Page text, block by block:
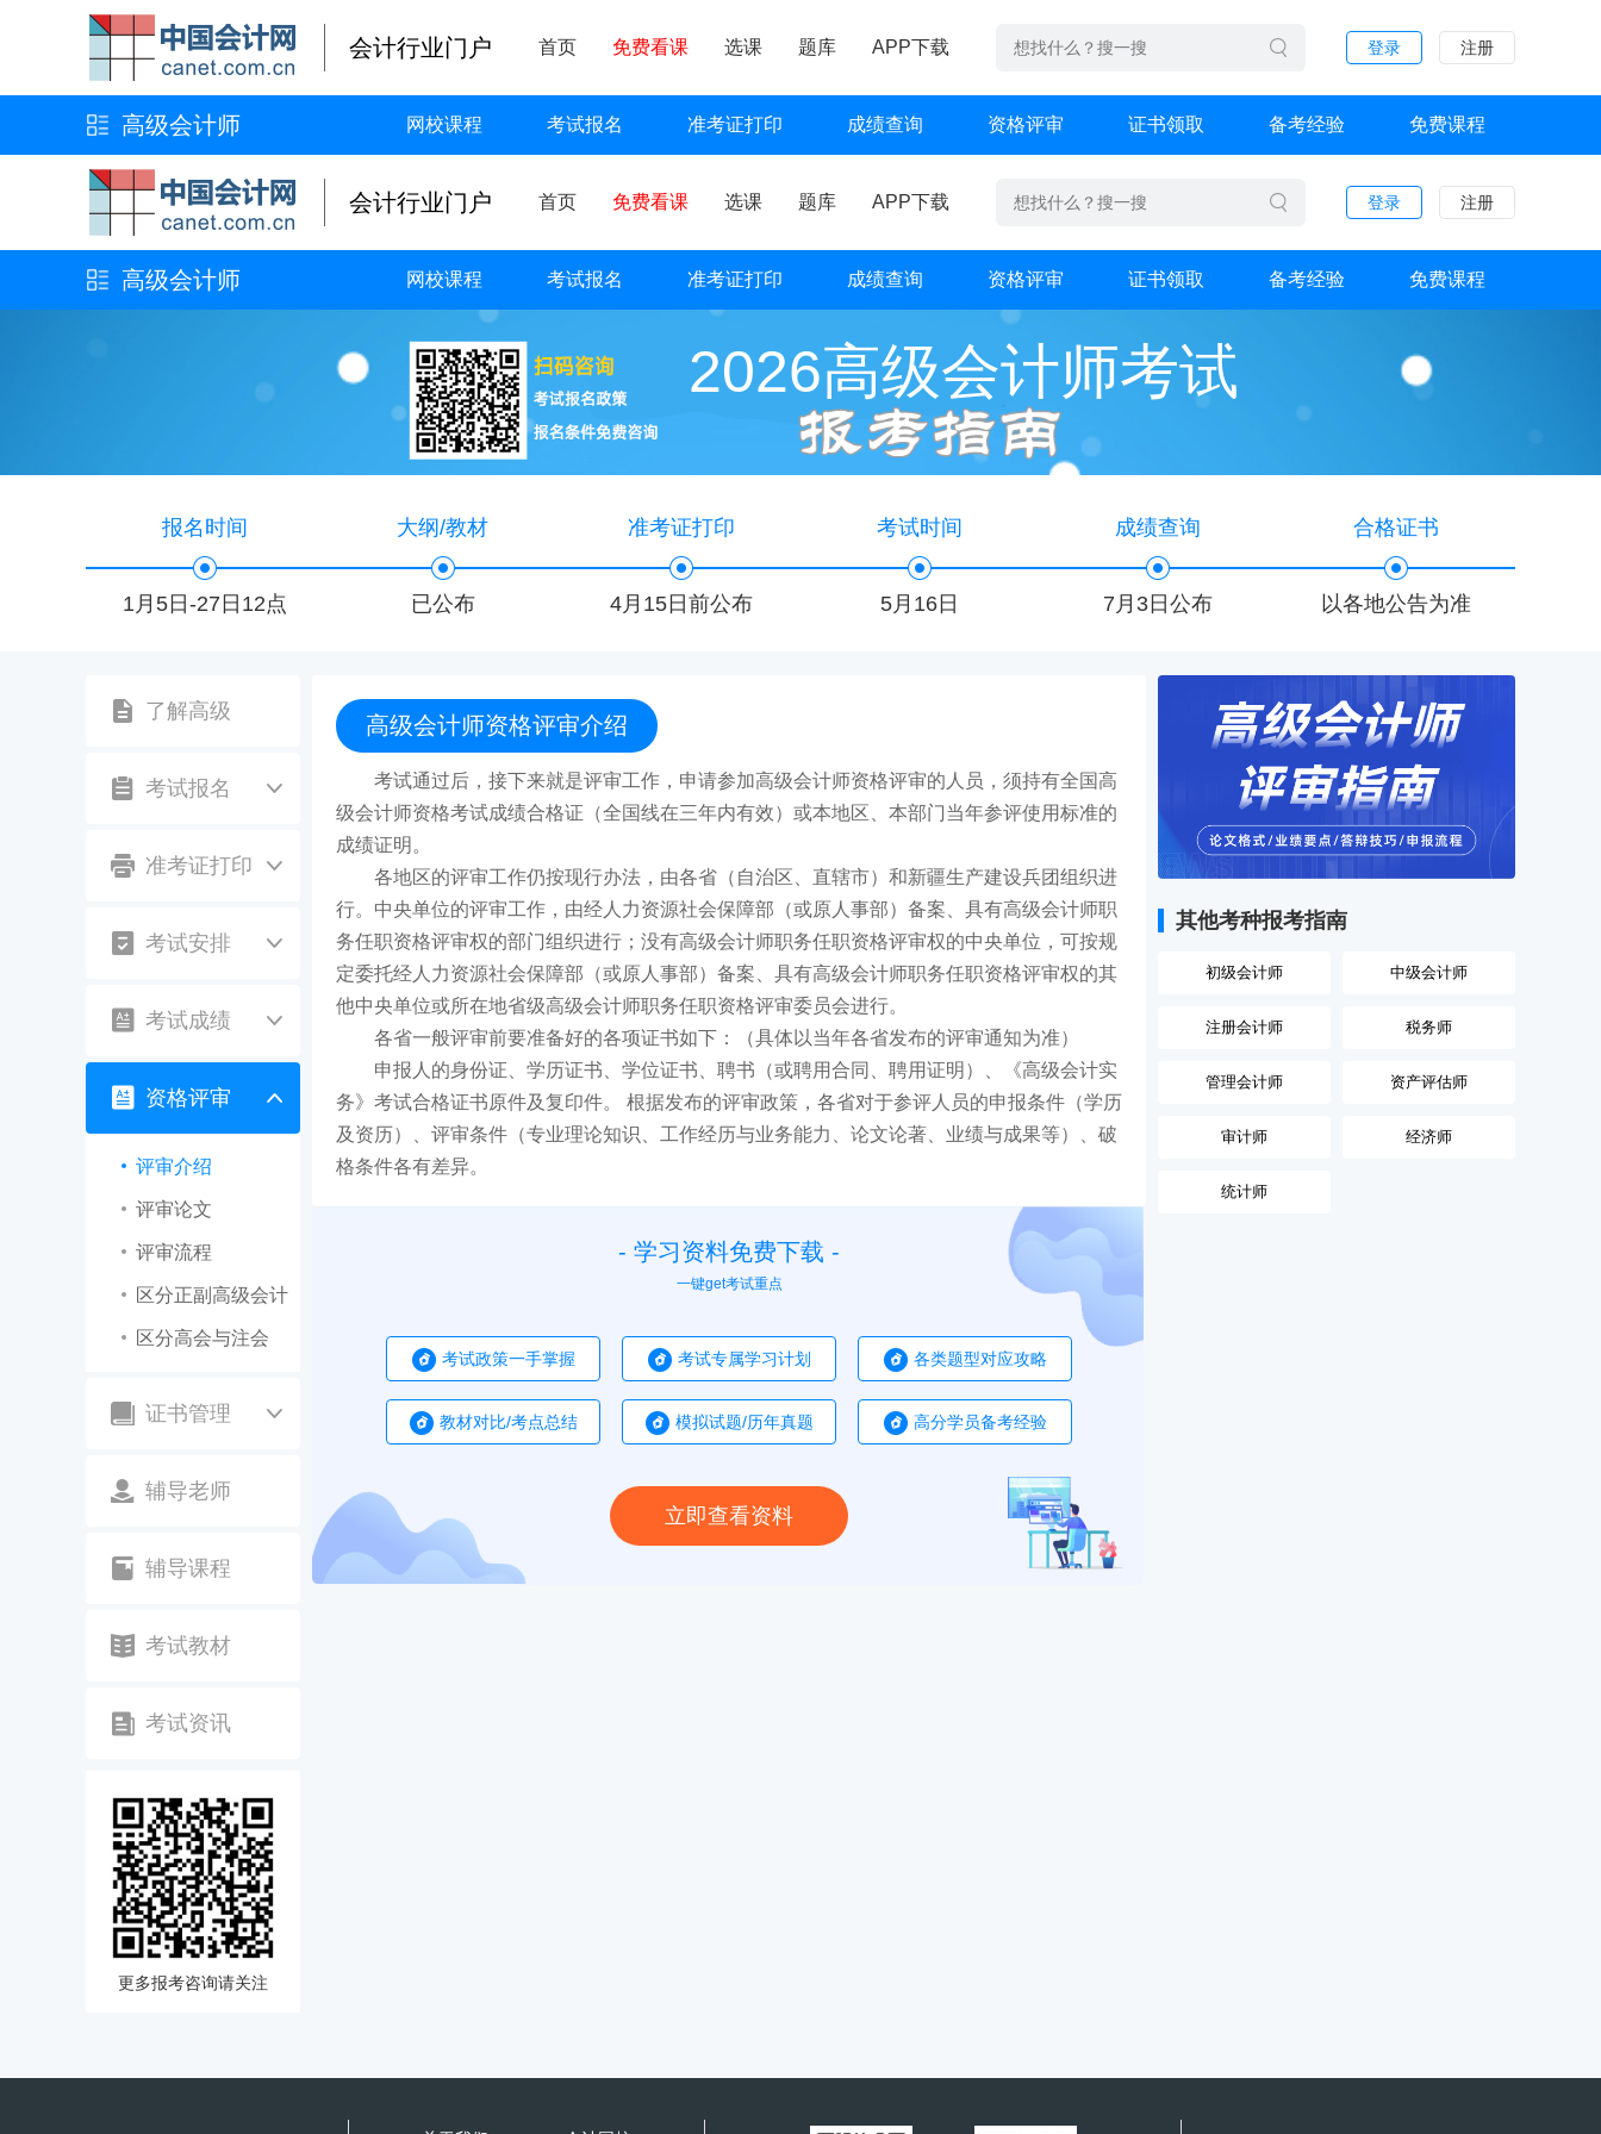
会计行业门户 首页 免费看课 选课 题库 APP下载 登录 注册
高级会计师 网校课程 考试报名 准考证打印 成绩查询 资格评审 证书领取 备考经验 免费课程
会计行业门户 首页 免费看课 选课 题库 APP下载 登录 注册
高级会计师 网校课程 考试报名 准考证打印 成绩查询 资格评审 证书领取 备考经验 免费课程
2026高级会计师考试
报名时间
1月5日-27日12点
大纲/教材
已公布
准考证打印
4月15日前公布
考试时间
5月16日
成绩查询
7月3日公布
合格证书
以各地公告为准
了解高级
考试报名
准考证打印
考试安排
考试成绩
资格评审
评审介绍
评审论文
评审流程
区分正副高级会计
区分高会与注会
证书管理
辅导老师
辅导课程
考试教材
考试资讯
更多报考咨询请关注
高级会计师资格评审介绍
考试通过后，接下来就是评审工作，申请参加高级会计师资格评审的人员，须持有全国高
级会计师资格考试成绩合格证（全国线在三年内有效）或本地区、本部门当年参评使用标准的
成绩证明。
各地区的评审工作仍按现行办法，由各省（自治区、直辖市）和新疆生产建设兵团组织进
行。中央单位的评审工作，由经人力资源社会保障部（或原人事部）备案、具有高级会计师职
务任职资格评审权的部门组织进行；没有高级会计师职务任职资格评审权的中央单位，可按规
定委托经人力资源社会保障部（或原人事部）备案、具有高级会计师职务任职资格评审权的其
他中央单位或所在地省级高级会计师职务任职资格评审委员会进行。
各省一般评审前要准备好的各项证书如下：（具体以当年各省发布的评审通知为准）
申报人的身份证、学历证书、学位证书、聘书（或聘用合同、聘用证明）、《高级会计实
务》考试合格证书原件及复印件。 根据发布的评审政策，各省对于参评人员的申报条件（学历
及资历）、评审条件（专业理论知识、工作经历与业务能力、论文论著、业绩与成果等）、破
格条件各有差异。
- 学习资料免费下载 -
一键get考试重点
考试政策一手掌握 考试专属学习计划 各类题型对应攻略
教材对比/考点总结 模拟试题/历年真题 高分学员备考经验
立即查看资料
其他考种报考指南
初级会计师 中级会计师
注册会计师 税务师
管理会计师 资产评估师
审计师 经济师
统计师